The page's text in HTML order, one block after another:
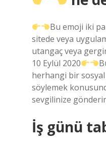
Bu emoji iki
sitede veya
utangaç veya
10 Eylül 2020
herhangi bir sosyal
söylemek
sevgilinize
İş günü